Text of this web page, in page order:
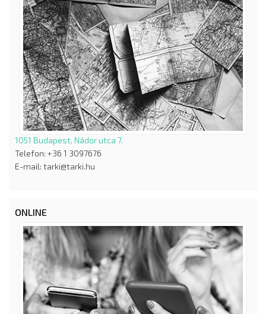
1051 Budapest, Nádor utca 7.
Telefon: +36 1 3097676
E-mail: tarki@tarki.hu
ONLINE